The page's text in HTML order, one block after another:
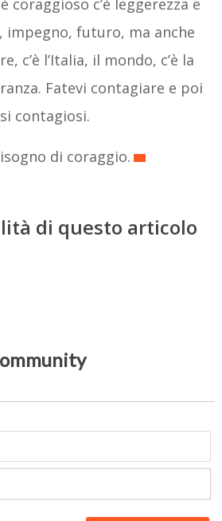
coraggioso c’è leggerezza e
impegno, futuro, ma anche
c’è l’Italia, il mondo, c’è la
Fatevi contagiare e poi
contagiosi.
di coraggio.
di questo articolo